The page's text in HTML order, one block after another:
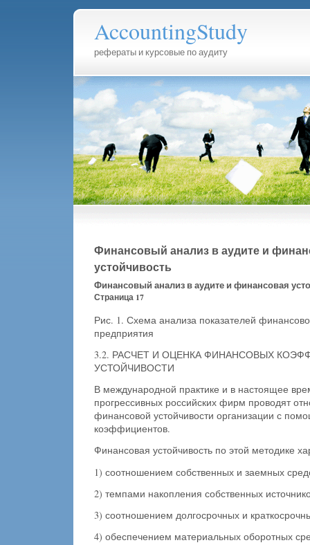
AccountingStudy
рефераты и курсовые по аудиту
Финансовый анализ в аудите и
устойчивость
Финансовый анализ в аудите и финансовая
Страница 17
Рис. 1. Схема анализа показателей
предприятия
3.2. РАСЧЕТ И ОЦЕНКА ФИНАНСОВЫХ
УСТОЙЧИВОСТИ
В международной практике и в настоящее
прогрессивных российских фирм проводят
финансовой устойчивости организации с
коэффициентов.
Финансовая устойчивость по этой методике
1) соотношением собственных и заемных
2) темпами накопления собственных
3) соотношением долгосрочных и
4) обеспечением материальных оборотных